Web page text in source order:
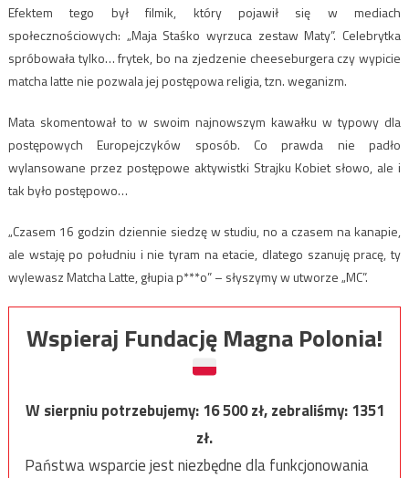
Efektem tego był filmik, który pojawił się w mediach
społecznościowych: „Maja Staśko wyrzuca zestaw Maty”. Celebrytka
spróbowała tylko… frytek, bo na zjedzenie cheeseburgera czy wypicie
matcha latte nie pozwala jej postępowa religia, tzn. weganizm.
Mata skomentował to w swoim najnowszym kawałku w typowy dla
postępowych Europejczyków sposób. Co prawda nie padło
wylansowane przez postępowe aktywistki Strajku Kobiet słowo, ale i
tak było postępowo…
„Czasem 16 godzin dziennie siedzę w studiu, no a czasem na kanapie,
ale wstaję po południu i nie tyram na etacie, dlatego szanuję pracę, ty
wylewasz Matcha Latte, głupia p***o” – słyszymy w utworze „MC”.
Wspieraj Fundację Magna Polonia!
W sierpniu potrzebujemy:16 500zł, zebraliśmy:1351
zł.
Państwa wsparcie jest niezbędne dla funkcjonowania